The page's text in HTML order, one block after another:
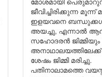
ജീവിച്ചിരിക്കുന്ന
ഇളയവനെ
അയച്ചു, എന്നാൽ
സഹോദരൻ
ശേഷം ജിമ്മി മരിച്ചു.
പതിനാലാമത്തെ